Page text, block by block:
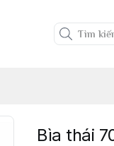
Bìa thái